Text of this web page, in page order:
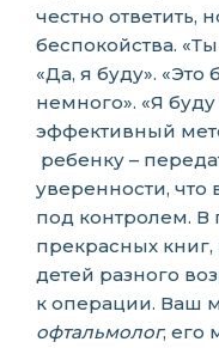
честно ответить,
беспокойства.
«Да, я буду». «Это
немного». «Я
эффективный
ребенку –
уверенности, что
под контролем.
прекрасных
детей разного
к операции. Ваш
офтальмолог, его